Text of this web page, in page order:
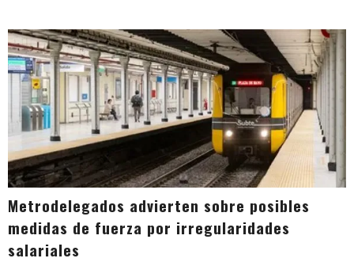
Metrodelegados advierten sobre posibles
medidas de fuerza por irregularidades
salariales